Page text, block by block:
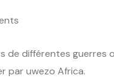
de différentes guerres
par uwezo Africa.